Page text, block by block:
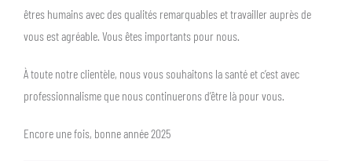
êtres humains avec des qualités remarquables et travailler auprès de
vous est agréable. Vous êtes importants pour nous.
À toute notre clientèle, nous vous souhaitons la santé et c’est avec
professionnalisme que nous continuerons d’être là pour vous.
Encore une fois, bonne année 2025